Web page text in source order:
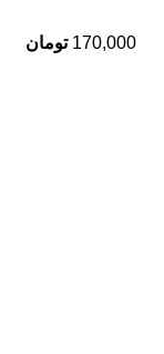
170,000 تومان